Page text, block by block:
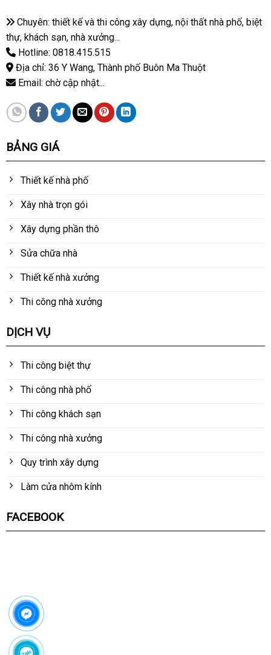
Chuyên: thiết kế và thi công xây dựng, nội thất nhà phố, biệt
thự, khách sạn, nhà xưởng...
Hotline: 0818.415.515
Địa chỉ: 36 Y Wang, Thành phố Buôn Ma Thuột
Email: chờ cập nhật...
BẢNG GIÁ
Thiết kế nhà phố
Xây nhà trọn gói
Xây dựng phần thô
Sửa chữa nhà
Thiết kế nhà xưởng
Thi công nhà xưởng
DỊCH VỤ
Thi công biệt thự
Thi công nhà phố
Thi công khách sạn
Thi công nhà xưởng
Quy trình xây dựng
Làm cửa nhôm kính
FACEBOOK